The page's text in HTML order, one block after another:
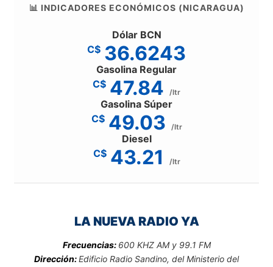
📊 INDICADORES ECONÓMICOS (NICARAGUA)
Dólar BCN
C$ 36.6243
Gasolina Regular
C$ 47.84 /ltr
Gasolina Súper
C$ 49.03 /ltr
Diesel
C$ 43.21 /ltr
LA NUEVA RADIO YA
Frecuencias: 600 KHZ AM y 99.1 FM
Dirección:Edificio Radio Sandino, del Ministerio del